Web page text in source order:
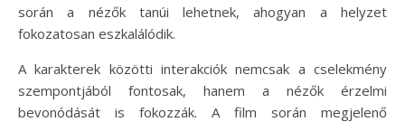
során a nézők tanúi lehetnek, ahogyan a helyzet
fokozatosan eszkalálódik.
A karakterek közötti interakciók nemcsak a cselekmény
szempontjából fontosak, hanem a nézők érzelmi
bevonódását is fokozzák. A film során megjelenő